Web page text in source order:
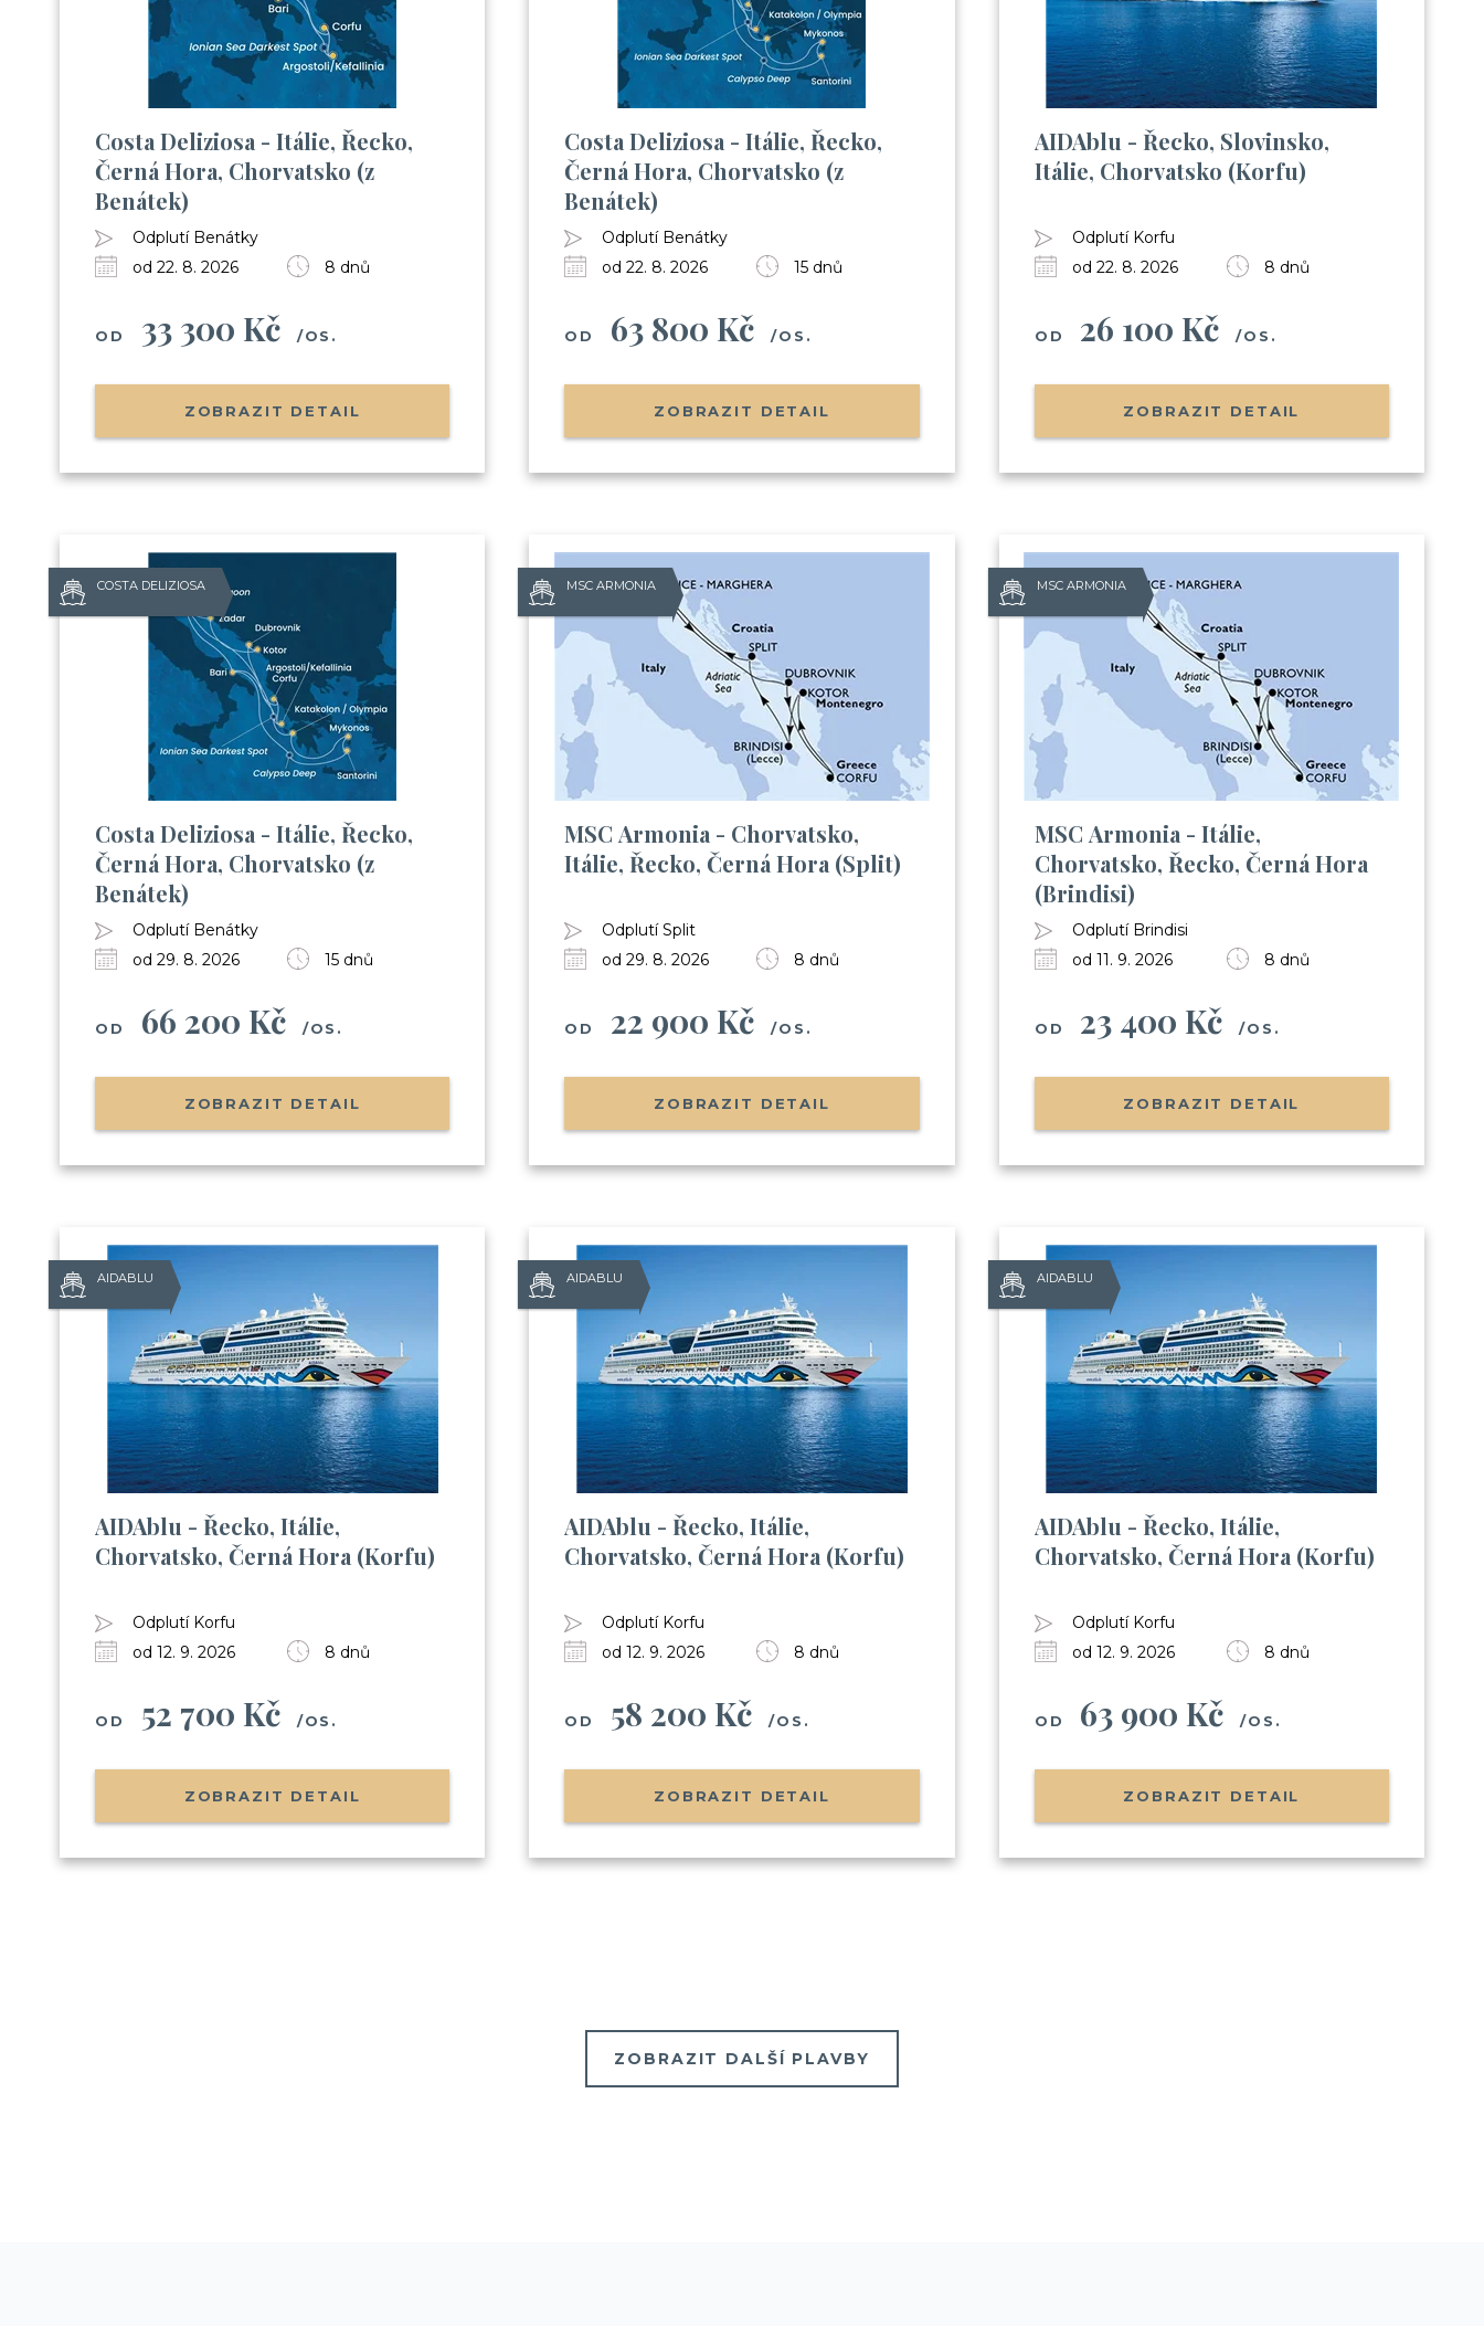
Costa Deliziosa - Itálie, Řecko,
Černá Hora, Chorvatsko (z
Benátek)
Odplutí Benátky
od 22. 8. 2026
8 dnů
OD 33 300 Kč /OS.
ZOBRAZIT DETAIL
Costa Deliziosa - Itálie, Řecko,
Černá Hora, Chorvatsko (z
Benátek)
Odplutí Benátky
od 22. 8. 2026
15 dnů
OD 63 800 Kč /OS.
ZOBRAZIT DETAIL
AIDAblu - Řecko, Slovinsko,
Itálie, Chorvatsko (Korfu)
Odplutí Korfu
od 22. 8. 2026
8 dnů
OD 26 100 Kč /OS.
ZOBRAZIT DETAIL
COSTA DELIZIOSA
Costa Deliziosa - Itálie, Řecko,
Černá Hora, Chorvatsko (z
Benátek)
Odplutí Benátky
od 29. 8. 2026
15 dnů
OD 66 200 Kč /OS.
ZOBRAZIT DETAIL
MSC ARMONIA
MSC Armonia - Chorvatsko,
Itálie, Řecko, Černá Hora (Split)
Odplutí Split
od 29. 8. 2026
8 dnů
OD 22 900 Kč /OS.
ZOBRAZIT DETAIL
MSC ARMONIA
MSC Armonia - Itálie,
Chorvatsko, Řecko, Černá Hora
(Brindisi)
Odplutí Brindisi
od 11. 9. 2026
8 dnů
OD 23 400 Kč /OS.
ZOBRAZIT DETAIL
AIDABLU
AIDAblu - Řecko, Itálie,
Chorvatsko, Černá Hora (Korfu)
Odplutí Korfu
od 12. 9. 2026
8 dnů
OD 52 700 Kč /OS.
ZOBRAZIT DETAIL
AIDABLU
AIDAblu - Řecko, Itálie,
Chorvatsko, Černá Hora (Korfu)
Odplutí Korfu
od 12. 9. 2026
8 dnů
OD 58 200 Kč /OS.
ZOBRAZIT DETAIL
AIDABLU
AIDAblu - Řecko, Itálie,
Chorvatsko, Černá Hora (Korfu)
Odplutí Korfu
od 12. 9. 2026
8 dnů
OD 63 900 Kč /OS.
ZOBRAZIT DETAIL
ZOBRAZIT DALŠÍ PLAVBY
Už odcházíte?
Zanechte nám svůj email.
Zůstaneme v kontaktu a získáte:
Balíček videí, kde Vás seznámíme s cestováním na výletní lodi
(nalodění, jak je to s jídlem, pitím, zábavou apod.)
Možnost soutěžit o plavby zdarma